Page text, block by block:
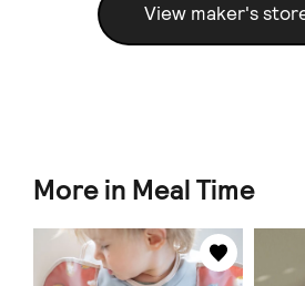
View maker's
More in Meal Time